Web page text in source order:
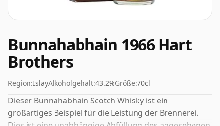
Bunnahabhain 1966 Hart
Brothers
Region:IslayAlkoholgehalt:43.2%Größe:70cl
Dieser Bunnahabhain Scotch Whisky ist ein
großartiges Beispiel für die Leistung der Brennerei.